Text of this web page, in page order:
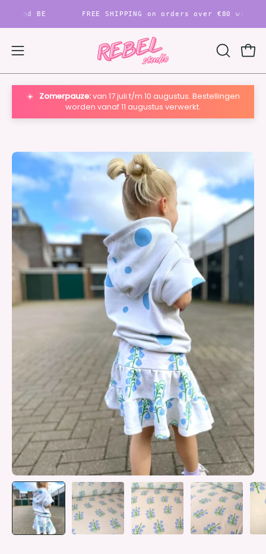
FREE SHIPPING on orders over €80 within NL
Open
navigation
menu
OPEN
SEARCH
BAR
☀️ Zomerpauze:van 17 juli t/m 10 augustus. Bestellingen
worden vanaf 11 augustus verwerkt.
Open
image
lightbox